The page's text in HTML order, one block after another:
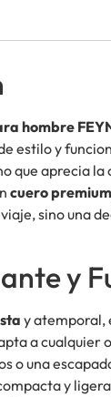
hombre
estilo y
que aprecia la
cuero premium
sino una
y
y atemporal,
a cualquier
o una
y